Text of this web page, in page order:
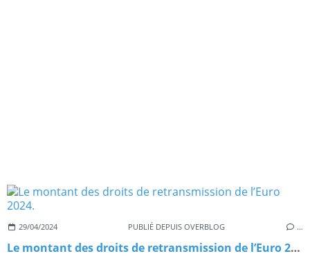
29/04/2024 PUBLIÉ DEPUIS OVERBLOG …
Le montant des droits de retransmission de l’Euro 2024.